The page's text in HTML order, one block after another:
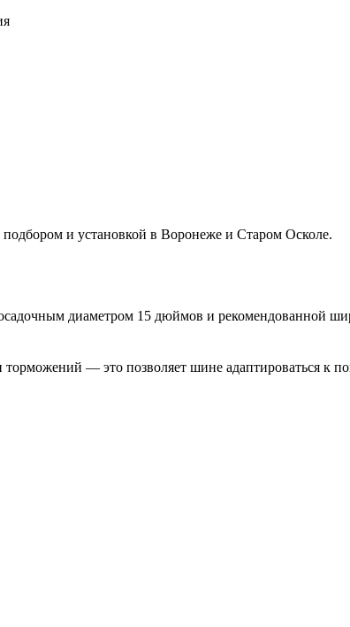
и установкой в Воронеже и Старом Осколе.
диаметром 15 дюймов и рекомендованной
— это позволяет шине адаптироваться к